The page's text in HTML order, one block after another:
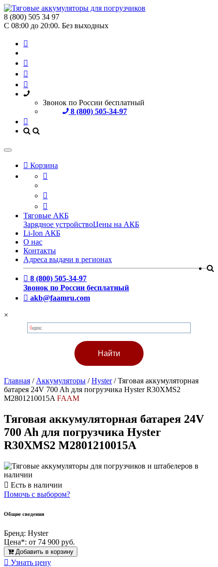
8 (800) 505 34 97
С 08:00 до 20:00. Без выходных
Звонок по России бесплатный
8 (800) 505-34-97
Корзина
Тяговые АКБ
Зарядное устройствоЦены на АКБ
Li-Ion АКБ
О нас
Контакты
Адреса выдачи в регионах
8 (800) 505-34-97
Звонок по России бесплатный
akb@faamru.com
×
Главная / Аккумуляторы /Hyster/Тяговая аккумуляторная
батарея 24V 700 Ah для погрузчика Hyster R30XMS2
M2801210015A FAAM
Тяговая аккумуляторная батарея 24V
700 Ah для погрузчика Hyster
R30XMS2 M2801210015A
Есть в наличии
Помочь с выбором?
Общие сведения
Бренд: Hyster
Цена*: от 74 900 руб.
Добавить в корзину
Узнать цену